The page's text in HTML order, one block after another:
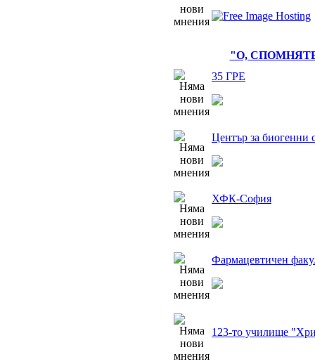
"О,
35 ГРЕ
Център за биогенни
ХФК-София
Фармацевтичен
123-то училище